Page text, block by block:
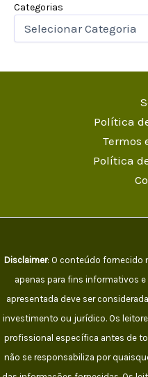
Categorias
Política
Termos
Política
Disclaimer: O conteúdo
apenas para fins informativos
apresentada deve ser
investimento ou jurídico. Os
profissional específica antes de
não se responsabiliza por